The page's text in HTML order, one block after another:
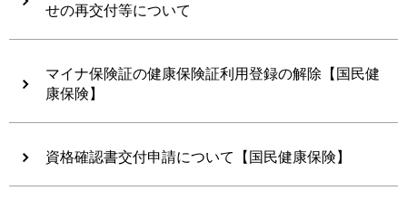
せの再交付等について
マイナ保険証の健康保険証利用登録の解除【国民健
康保険】
資格確認書交付申請について【国民健康保険】